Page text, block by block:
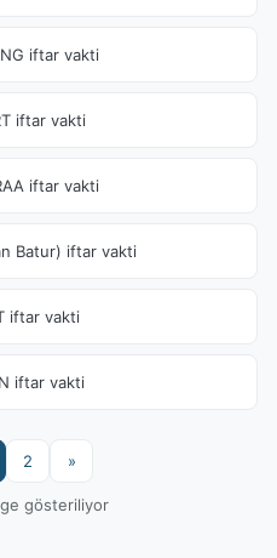
iftar vakti
iftar vakti
iftar vakti
Batur) iftar vakti
iftar vakti
iftar vakti
2 »
gösteriliyor